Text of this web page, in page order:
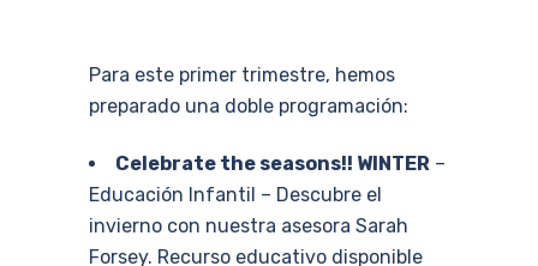
Para este primer trimestre, hemos
preparado una doble programación:
Celebrate the seasons!! WINTER –
Educación Infantil – Descubre el
invierno con nuestra asesora Sarah
Forsey. Recurso educativo disponible